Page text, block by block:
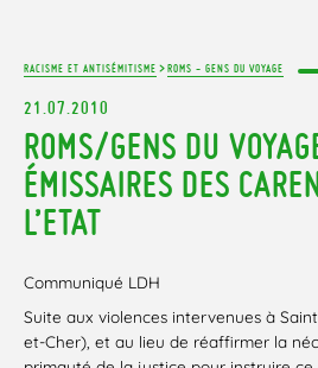
RACISME ET ANTISÉMITISME >ROMS - GENS DU VOYAGE
21.07.2010
ROMS/GENS DU
ÉMISSAIRES DES
L’ETAT
Communiqué LDH
Suite aux violences intervenues à
et-Cher), et au lieu de réaffirmer la